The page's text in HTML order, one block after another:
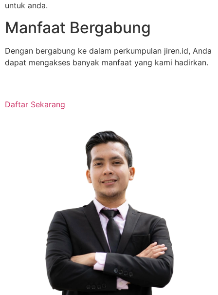
untuk anda.
Manfaat Bergabung
Dengan bergabung ke dalam perkumpulan jiren.id, Anda
dapat mengakses banyak manfaat yang kami hadirkan.
Daftar Sekarang